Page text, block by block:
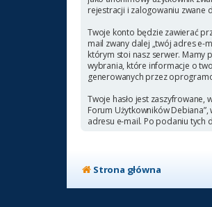
rejestracji i zalogowaniu zwane
Twoje konto będzie zawierać
mail zwany dalej „twój adres e-
którym stoi nasz serwer. Mamy
wybrania, które informacje o
generowanych przez
Twoje hasło jest zaszyfrowane,
Forum Użytkowników
adresu e-mail. Po podaniu tych
Strona główna